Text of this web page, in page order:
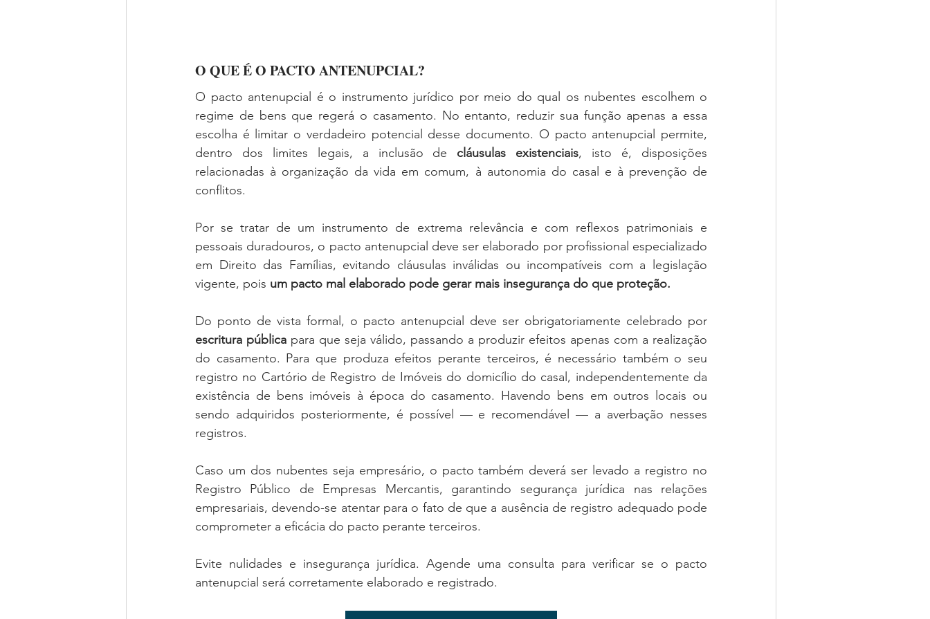
O QUE É O PACTO ANTENUPCIAL?
O pacto antenupcial é o instrumento jurídico por meio do qual os nubentes escolhem o
regime de bens que regerá o casamento. No entanto, reduzir sua função apenas a essa
escolha é limitar o verdadeiro potencial desse documento. O pacto antenupcial permite,
dentro dos limites legais, a inclusão de cláusulas existenciais, isto é, disposições
relacionadas à organização da vida em comum, à autonomia do casal e à prevenção de
conflitos.
Por se tratar de um instrumento de extrema relevância e com reflexos patrimoniais e
pessoais duradouros, o pacto antenupcial deve ser elaborado por profissional especializado
em Direito das Famílias, evitando cláusulas inválidas ou incompatíveis com a legislação
vigente, pois um pacto mal elaborado pode gerar mais insegurança do que proteção.
escritura pública para que seja válido, passando a produzir efeitos apenas com a realização
do casamento. Para que produza efeitos perante terceiros, é necessário também o seu
registro no Cartório de Registro de Imóveis do domicílio do casal, independentemente da
existência de bens imóveis à época do casamento. Havendo bens em outros locais ou
sendo adquiridos posteriormente, é possível — e recomendável — a averbação nesses
registros.
Caso um dos nubentes seja empresário, o pacto também deverá ser levado a registro no
Registro Público de Empresas Mercantis, garantindo segurança jurídica nas relações
empresariais, devendo-se atentar para o fato de que a ausência de registro adequado pode
comprometer a eficácia do pacto perante terceiros.
Evite nulidades e insegurança jurídica. Agende uma consulta para verificar se o pacto
antenupcial será corretamente elaborado e registrado.